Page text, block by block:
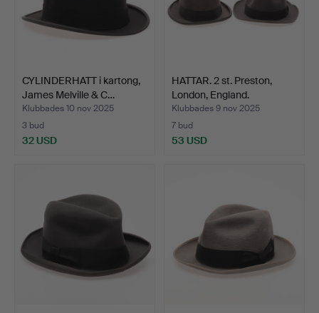
CYLINDERHATT i kartong,
James Melville & C…
Klubbades 10 nov 2025
3 bud
32 USD
HATTAR. 2 st. Preston,
London, England.
Klubbades 9 nov 2025
7 bud
53 USD